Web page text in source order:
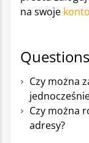
na swoje
Czy można
Czy można
adresy?